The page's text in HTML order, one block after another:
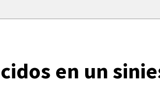
en un